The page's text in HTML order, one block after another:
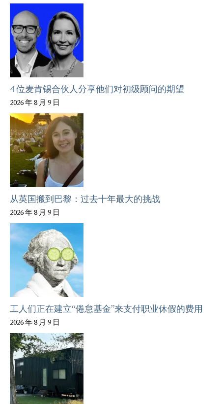
4 位麦肯锡合伙人分享他们对初级顾问的期望
2026 年 8 月 9 日
从英国搬到巴黎：过去十年最大的挑战
2026 年 8 月 9 日
工人们正在建立“倦怠基金”来支付职业休假的费用
2026 年 8 月 9 日